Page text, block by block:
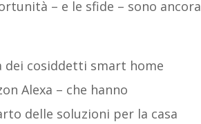
– e le sfide – sono ancora
dei cosiddetti smart home
Alexa – che hanno
delle soluzioni per la casa